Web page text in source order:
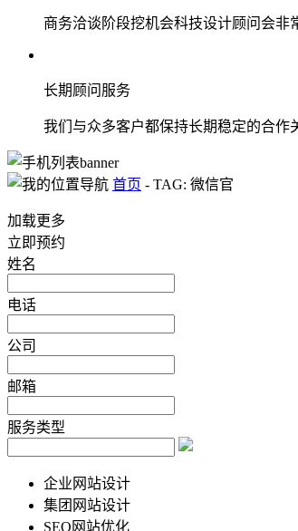
商务洽谈阶段挖机会科技设计顾问会
长期顾问服务
我们与众多客户都保持长期稳定的合
首页 - TAG: 微信官
加载更多
立即预约
姓名
电话
公司
邮箱
服务类型
企业网站设计
集团网站设计
SEO网站优化